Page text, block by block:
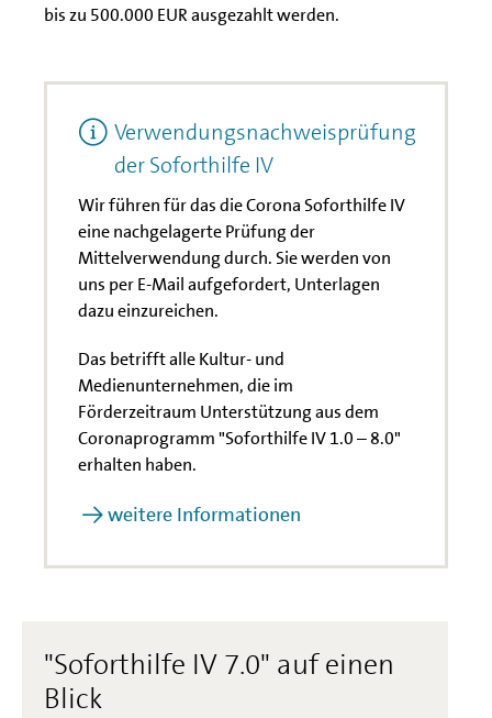
bis zu 500.000 EUR ausgezahlt werden.
Verwendungsnachweisprüfung
der Soforthilfe IV
Wir führen für das die Corona Soforthilfe IV
eine nachgelagerte Prüfung der
Mittelverwendung durch. Sie werden von
uns per E-Mail aufgefordert, Unterlagen
dazu einzureichen.
Das betrifft alle Kultur- und
Medienunternehmen, die im
Förderzeitraum Unterstützung aus dem
Coronaprogramm "Soforthilfe IV 1.0 – 8.0"
erhalten haben.
weitere Informationen
"Soforthilfe IV 7.0" auf einen
Blick